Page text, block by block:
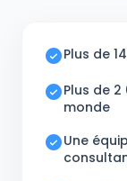
Plus de
Plus de
monde
Une